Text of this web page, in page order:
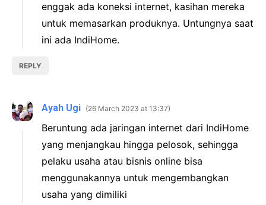
enggak ada koneksi internet, kasihan mereka
untuk memasarkan produknya. Untungnya saat
ini ada IndiHome.
REPLY
Ayah Ugi 26 March 2023 at 13:37
Beruntung ada jaringan internet dari IndiHome
yang menjangkau hingga pelosok, sehingga
pelaku usaha atau bisnis online bisa
menggunakannya untuk mengembangkan
usaha yang dimiliki